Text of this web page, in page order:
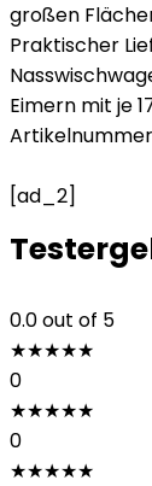
großen
Praktischer
Eimern mit je
Artikelnummer
[ad_2]
0.0out of 5
★★★★★
0
★★★★★
0
★★★★★